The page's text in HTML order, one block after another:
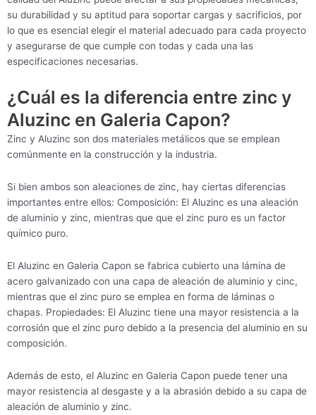
su durabilidad y su aptitud para soportar cargas y sacrificios, por
lo que es esencial elegir el material adecuado para cada proyecto
y asegurarse de que cumple con todas y cada una las
especificaciones necesarias.
¿Cuál es la diferencia entre zinc y
Aluzinc en Galeria Capon?
Zinc y Aluzinc son dos materiales metálicos que se emplean
comúnmente en la construcción y la industria.
Si bien ambos son aleaciones de zinc, hay ciertas diferencias
importantes entre ellos: Composición: El Aluzinc es una aleación
de aluminio y zinc, mientras que que el zinc puro es un factor
químico puro.
El Aluzinc en Galeria Capon se fabrica cubierto una lámina de
acero galvanizado con una capa de aleación de aluminio y cinc,
mientras que el zinc puro se emplea en forma de láminas o
chapas. Propiedades: El Aluzinc tiene una mayor resistencia a la
corrosión que el zinc puro debido a la presencia del aluminio en su
composición.
Además de esto, el Aluzinc en Galeria Capon puede tener una
mayor resistencia al desgaste y a la abrasión debido a su capa de
aleación de aluminio y zinc.